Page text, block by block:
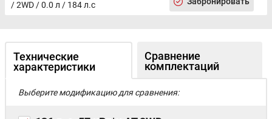
/ 2WD / 0.0 л / 184 л.с
Технические
характеристики
Сравнение
комплектаций
Выберите модификацию для сравнения: